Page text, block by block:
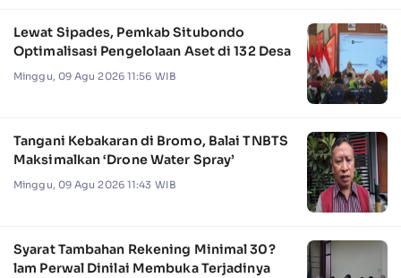
Lewat Sipades, Pemkab Situbondo
Optimalisasi Pengelolaan Aset di 132 Desa
Minggu, 09 Agu 2026 11:56 WIB
Tangani Kebakaran di Bromo, Balai TNBTS
Maksimalkan ‘Drone Water Spray’
Minggu, 09 Agu 2026 11:43 WIB
Syarat Tambahan Rekening Minimal 30?
lam Perwal Dinilai Membuka Terjadinya